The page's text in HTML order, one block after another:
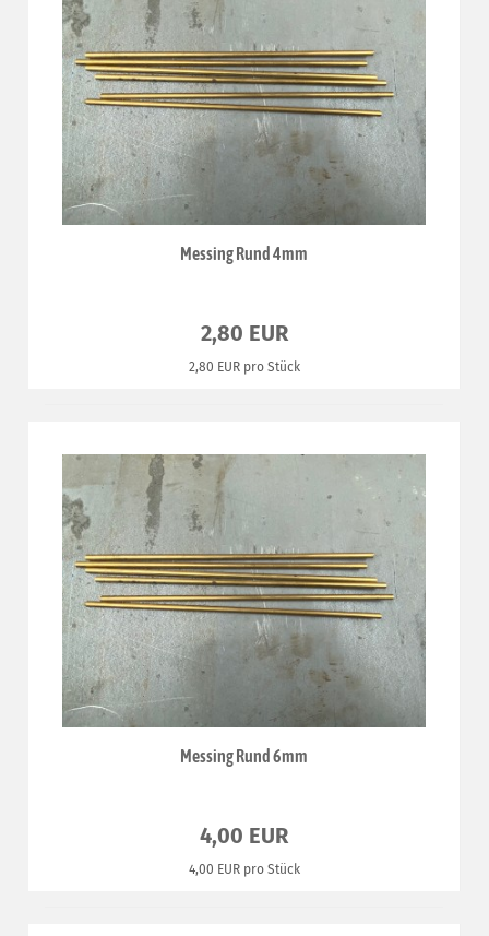
Messing Rund 4mm
2,80 EUR
2,80 EUR pro Stück
Messing Rund 6mm
4,00 EUR
4,00 EUR pro Stück